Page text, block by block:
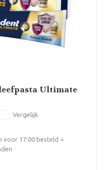
Ultimate
Vergelijk
voor 17:00 besteld =